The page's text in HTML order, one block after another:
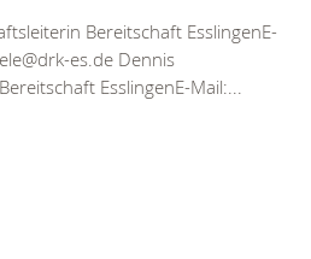
Bereitschaft EsslingenE-
es.de Dennis
EsslingenE-Mail:...